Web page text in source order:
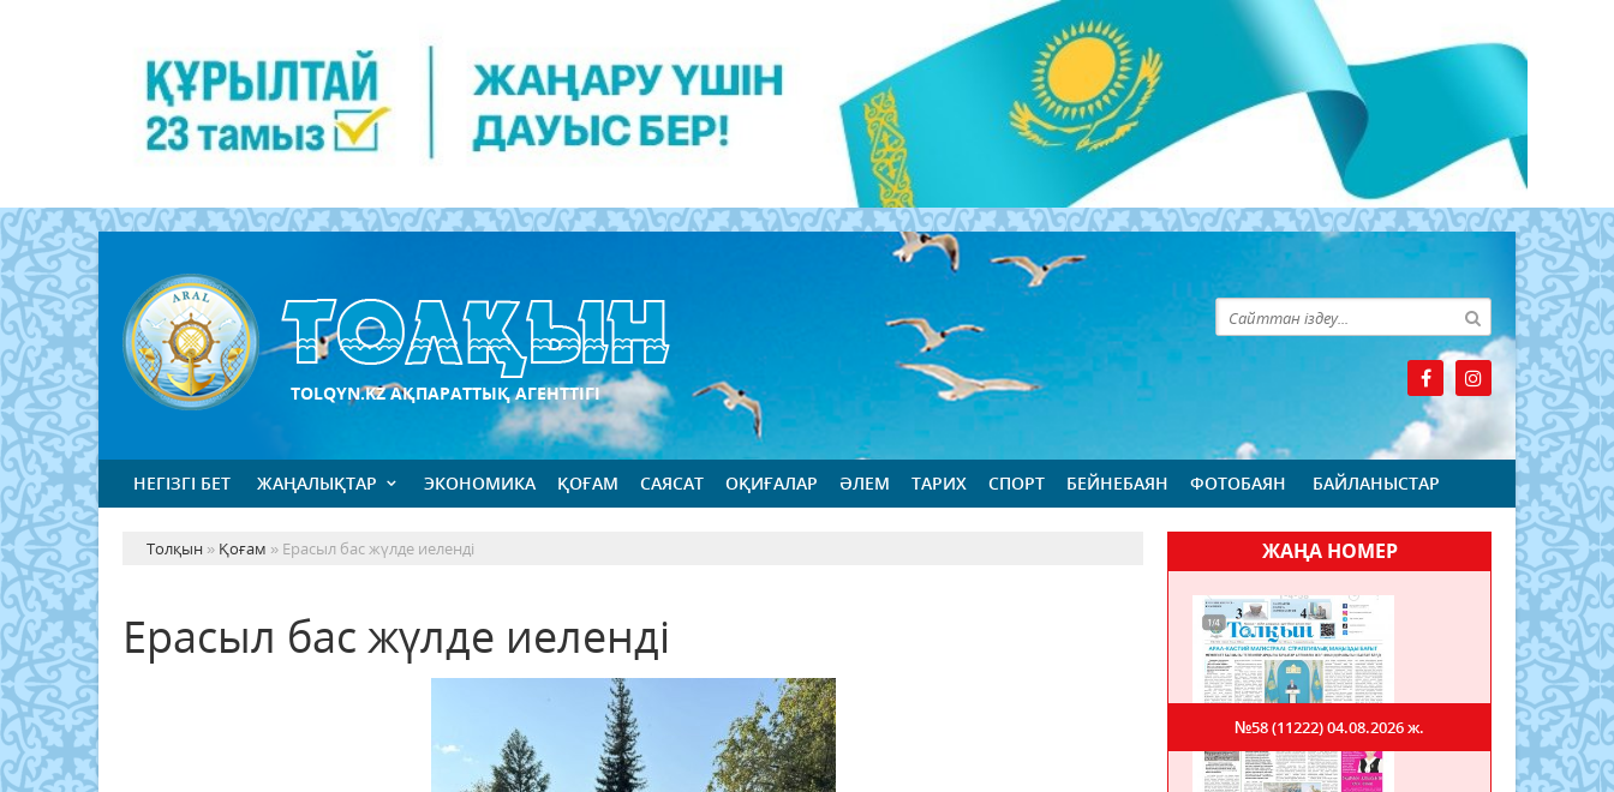
TOLQYN.KZ АҚПАРАТТЫҚ АГЕНТТІГІ
НЕГІЗГІ БЕТ ЖАҢАЛЫҚТАР ЭКОНОМИКА ҚОҒАМ САЯСАТ ОҚИҒАЛАР ӘЛЕМ ТАРИХ СПОРТ БЕЙНЕБАЯН ФОТОБАЯН БАЙЛАНЫСТАР
Толқын » Қоғам » Ерасыл бас жүлде иеленді
Ерасыл бас жүлде иеленді
ЖАҢА НОМЕР
№58 (11222)04.08.2026 ж.